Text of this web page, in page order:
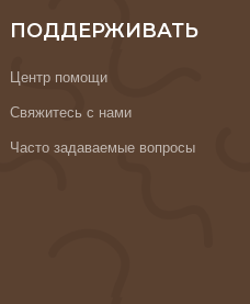
ПОДДЕРЖИВАТЬ
Центр помощи
Свяжитесь с нами
Часто задаваемые вопросы